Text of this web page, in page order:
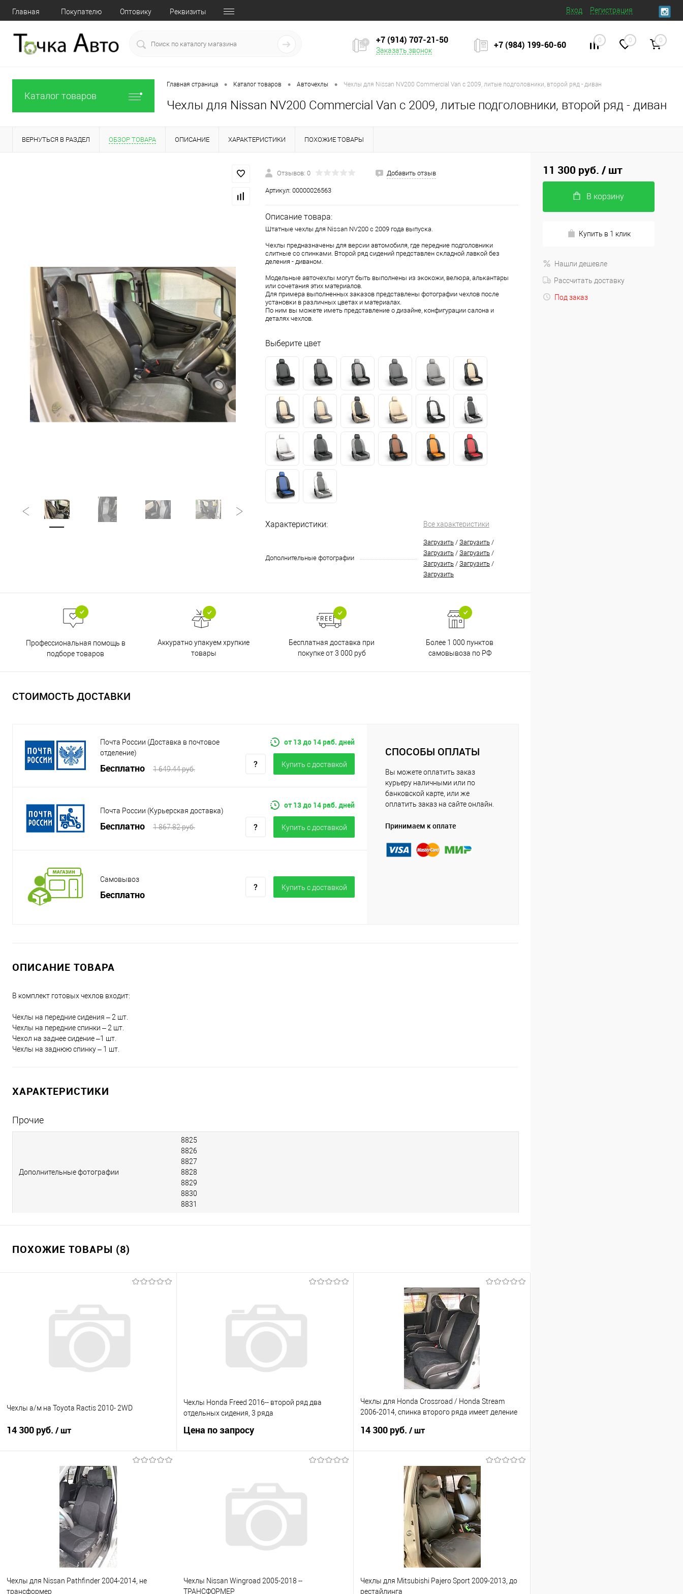
Главная Покупателю Оптовику Реквизиты Вход Регистрация
+7 (914) 707‒21‒50
Заказать звонок +7 (984) 199‒60‒60 0 0 0
Каталог товаров
Главная страница • Каталог товаров • Авточехлы • Чехлы для Nissan NV200 Commercial Van с 2009, литые подголовники, второй ряд - диван
Чехлы для Nissan NV200 Commercial Van с 2009, литые подголовники, второй ряд - диван
ВЕРНУТЬСЯ В РАЗДЕЛ ОБЗОР ТОВАРА ОПИСАНИЕ ХАРАКТЕРИСТИКИ ПОХОЖИЕ ТОВАРЫ
Отзывов: 0 Добавить отзыв
Артикул: 00000026563
Описание товара:
Штатные чехлы для Nissan NV200 c 2009 года выпуска.
Чехлы предназначены для версии автомобиля, где передние подголовники
слитные со спинками. Второй ряд сидений представлен складной лавкой без
деления - диваном.
Модельные авточехлы могут быть выполнены из экокожи, велюра, алькантары
или сочетания этих материалов.
Для примера выполненных заказов представлены фотографии чехлов после
установки в различных цветах и материалах.
По ним вы можете иметь представление о дизайне, конфигурации салона и
деталях чехлов.
Выберите цвет
Характеристики: Все характеристики
Дополнительные фотографии
Загрузить / Загрузить /
Загрузить / Загрузить /
Загрузить / Загрузить /
Загрузить
Профессиональная помощь в
подборе товаров
Аккуратно упакуем хрупкие
товары
Бесплатная доставка при
покупке от 3 000 руб
Более 1 000 пунктов
самовывоза по РФ
СТОИМОСТЬ ДОСТАВКИ
Почта России (Доставка в почтовое
отделение)
Бесплатно 1 649.44 руб.
от 13 до 14 раб. дней
Купить c доставкой
Почта России (Курьерская доставка)
Бесплатно 1 867.82 руб.
от 13 до 14 раб. дней
Купить c доставкой
Самовывоз
Бесплатно
Купить c доставкой
СПОСОБЫ ОПЛАТЫ
Вы можете оплатить заказ
курьеру наличными или по
банковской карте, или же
оплатить заказ на сайте онлайн.
Принимаем к оплате
ОПИСАНИЕ ТОВАРА
В комплект готовых чехлов входит:
Чехлы на передние сидения – 2 шт.
Чехлы на передние спинки – 2 шт.
Чехол на заднее сидение –1 шт.
Чехлы на заднюю спинку – 1 шт.
ХАРАКТЕРИСТИКИ
Прочие
Дополнительные фотографии
8825
8826
8827
8828
8829
8830
8831
ПОХОЖИЕ ТОВАРЫ (8)
Чехлы а/м на Toyota Ractis 2010- 2WD
14 300 руб. / шт
В корзину
Купить в 1 клик
Сравнение
Под заказ
Чехлы Honda Freed 2016-- второй ряд два
отдельных сидения, 3 ряда
Цена по запросу
Купить в 1 клик
Сравнение
Под заказ
Чехлы для Honda Crossroad / Honda Stream
2006-2014, спинка второго ряда имеет деление
14 300 руб. / шт
В корзину
Купить в 1 клик
Сравнение
В избранное
Под заказ
Чехлы для Nissan Pathfinder 2004-2014, не
трансформер
Чехлы Nissan Wingroad 2005-2018 --
ТРАНСФОРМЕР
Чехлы для Mitsubishi Pajero Sport 2009-2013, до
рестайлинга
11 300 руб. / шт
В корзину
Купить в 1 клик
Нашли дешевле
Рассчитать доставку
Под заказ